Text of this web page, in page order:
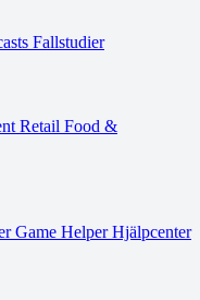
Fallstudier
Retail Food &
Game HelperHjälpcenter